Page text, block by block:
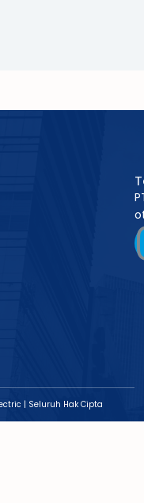
| Seluruh Hak Cipta